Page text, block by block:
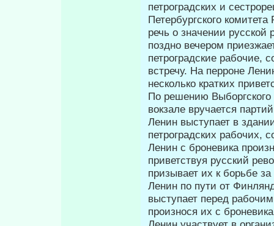
петроградских и
Петербургского
речь о значении
поздно вечером
петроградские рабочие,
встречу. На перроне
не­сколько кратких
По решению
вокзале вручается
Ленин выступает в
петроградских рабочих,
Ленин с броневика
приветствуя русский
призывает их к борьбе
Ленин по пути от
выступает перед
произнося их с